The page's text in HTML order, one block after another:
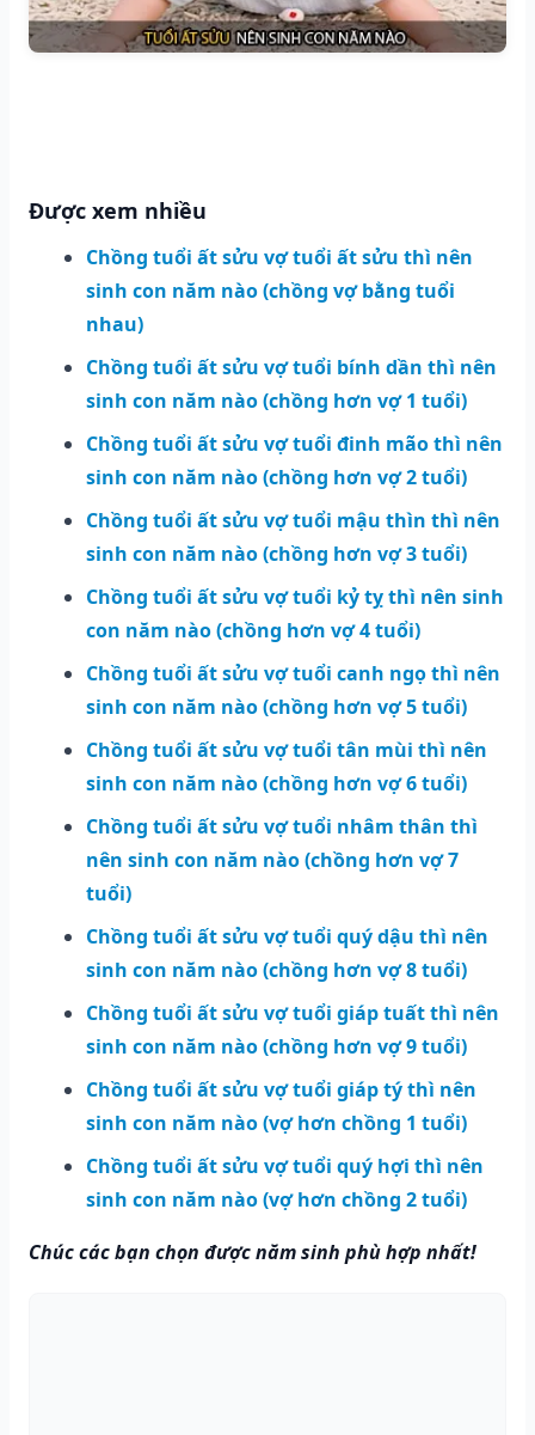
Được xem nhiều
Chồng tuổi ất sửu vợ tuổi ất sửu thì nên
sinh con năm nào (chồng vợ bằng tuổi
nhau)
Chồng tuổi ất sửu vợ tuổi bính dần thì nên
sinh con năm nào (chồng hơn vợ 1 tuổi)
Chồng tuổi ất sửu vợ tuổi đinh mão thì nên
sinh con năm nào (chồng hơn vợ 2 tuổi)
Chồng tuổi ất sửu vợ tuổi mậu thìn thì nên
sinh con năm nào (chồng hơn vợ 3 tuổi)
Chồng tuổi ất sửu vợ tuổi kỷ tỵ thì nên sinh
con năm nào (chồng hơn vợ 4 tuổi)
Chồng tuổi ất sửu vợ tuổi canh ngọ thì nên
sinh con năm nào (chồng hơn vợ 5 tuổi)
Chồng tuổi ất sửu vợ tuổi tân mùi thì nên
sinh con năm nào (chồng hơn vợ 6 tuổi)
Chồng tuổi ất sửu vợ tuổi nhâm thân thì
nên sinh con năm nào (chồng hơn vợ 7
tuổi)
Chồng tuổi ất sửu vợ tuổi quý dậu thì nên
sinh con năm nào (chồng hơn vợ 8 tuổi)
Chồng tuổi ất sửu vợ tuổi giáp tuất thì nên
sinh con năm nào (chồng hơn vợ 9 tuổi)
Chồng tuổi ất sửu vợ tuổi giáp tý thì nên
sinh con năm nào (vợ hơn chồng 1 tuổi)
Chồng tuổi ất sửu vợ tuổi quý hợi thì nên
sinh con năm nào (vợ hơn chồng 2 tuổi)
Chúc các bạn chọn được năm sinh phù hợp nhất!